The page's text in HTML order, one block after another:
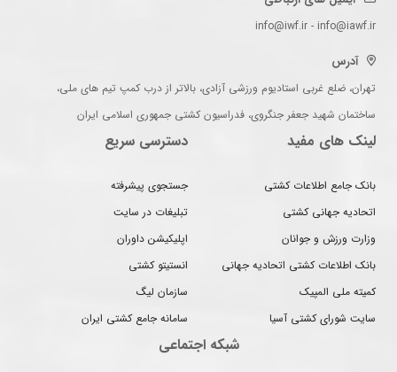
info@iwf.ir - info@iawf.ir
آدرس
تهران، ضلع غربی استادیوم ورزشی آزادی، بالاتر از درب کمپ تیم های ملی،
ساختمان شهید جعفر جنگروی، فدراسیون کشتی جمهوری اسلامی ایران
لینک های مفید
بانک جامع اطلاعات کشتی
اتحادیه جهانی کشتی
وزارت ورزش و جوانان
بانک اطلاعات کشتی اتحادیه جهانی
کمیته ملی المپیک
سایت شورای کشتی آسیا
دسترسی سریع
جستجوی پیشرفته
تبلیغات در سایت
اپلیکیشن داوران
انستیتو کشتی
سازمان لیگ
سامانه جامع کشتی ایران
شبکه اجتماعی